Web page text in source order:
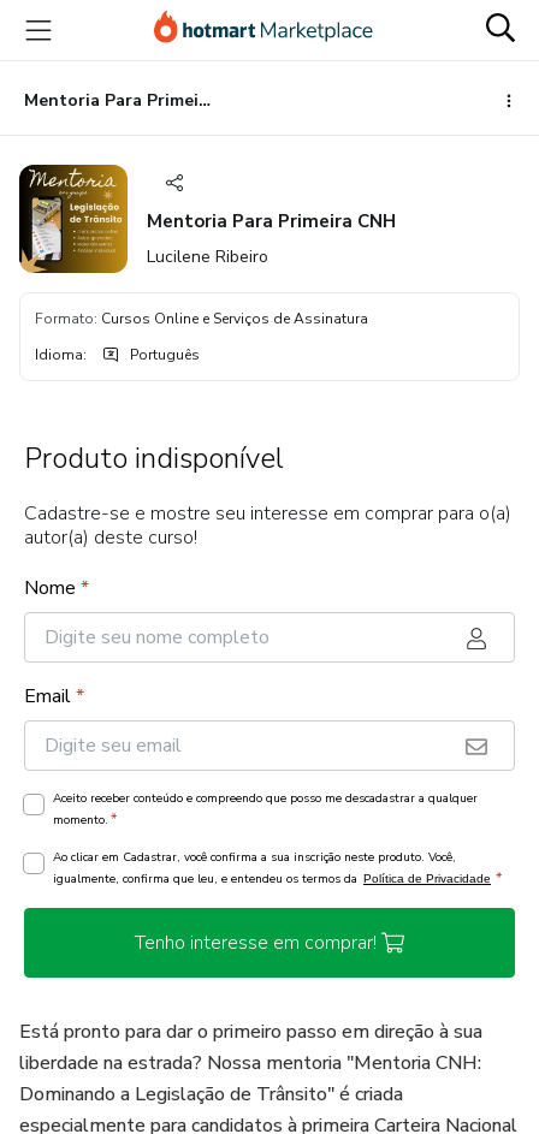
para
conteúdo
principal
para
pagamento
para
rodapé
Mentoria Para Primeira CNH
Mentoria Para Primeira CNH
Lucilene Ribeiro
Formato: Cursos Online e Serviços de Assinatura
Idioma: Português
Produto indisponível
Cadastre-se e mostre seu interesse em comprar para o(a)
autor(a) deste curso!
Nome *
Email*
Aceito receber conteúdo e compreendo que posso me descadastrar a qualquer
momento. *
Ao clicar em Cadastrar, você confirma a sua inscrição neste produto. Você,
igualmente, confirma que leu, e entendeu os termos da Política de Privacidade *
Tenho interesse em comprar!
Está pronto para dar o primeiro passo em direção à sua
liberdade na estrada? Nossa mentoria "Mentoria CNH:
Dominando a Legislação de Trânsito" é criada
especialmente para candidatos à primeira Carteira Nacional